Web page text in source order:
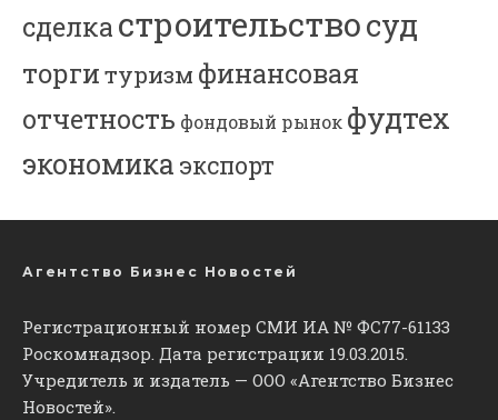
сделкастроительствосуд
торгитуризм финансовая
отчетность фондовый рынок фудтех
экономика экспорт
Агентство Бизнес Новостей
Регистрационный номер СМИ ИА № ФС77-61133
Роскомнадзор. Дата регистрации 19.03.2015.
Учредитель и издатель — ООО «Агентство Бизнес
Новостей».